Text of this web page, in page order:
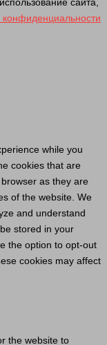
конфиденциальности
while you
cookies that are
as they are
of the website. We
and understand
stored in your
the option to opt-out
cookies may affect
the website to